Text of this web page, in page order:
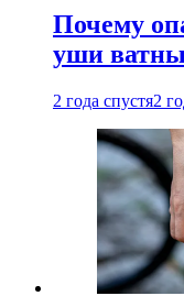
Почему
уши
2 года спустя2